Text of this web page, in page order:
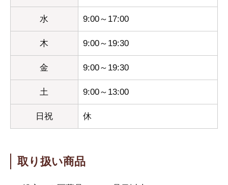
水 9:00～17:00
木 9:00～19:30
金 9:00～19:30
土 9:00～13:00
日祝 休
取り扱い商品